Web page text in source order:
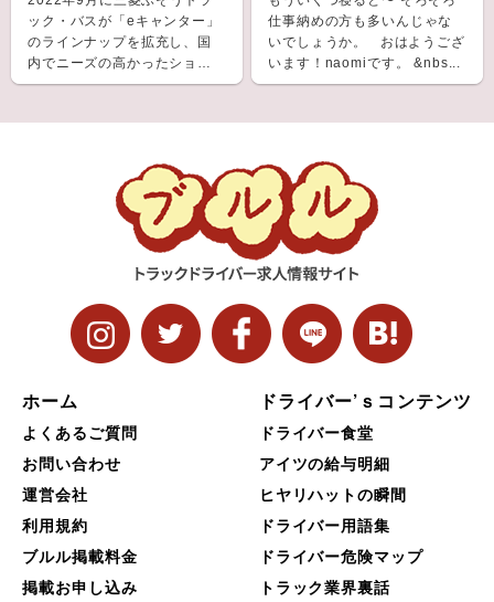
ック・バスが「eキャンター」
のラインナップを拡充し、国
内でニーズの高かったショー
ト＆ナローボディ（G...
仕事納めの方も多いんじゃな
いでしょうか。 おはようござ
います！naomiです。 &nbs...
ホーム
よくあるご質問
お問い合わせ
運営会社
利用規約
ブルル掲載料金
掲載お申し込み
ドライバー’ｓコンテンツ
ドライバー食堂
アイツの給与明細
ヒヤリハットの瞬間
ドライバー用語集
ドライバー危険マップ
トラック業界裏話